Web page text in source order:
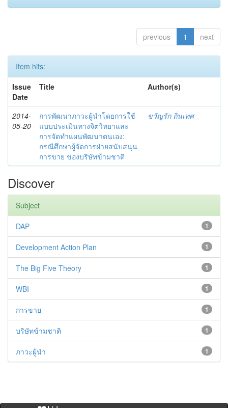
previous 1 next
Item hits:
Issue
Date
Title Author(s)
2014-
05-20
การพัฒนาภาวะผู้นำโดยการใช้
แบบประเมินทางจิตวิทยาและ
การจัดทำแผนพัฒนาตนเอง:
กรณีศึกษาผู้จัดการฝ่ายสนับสนุน
การขาย ของบริษัทข้ามชาติ
ขวัญรัก ถิ่นเทศ
Discover
Subject
1
DAP
1
Development Action Plan
1
The Big Five Theory
1
WBI
1
การขาย
1
บริษัทข้ามชาติ
1
ภาวะผู้นำ